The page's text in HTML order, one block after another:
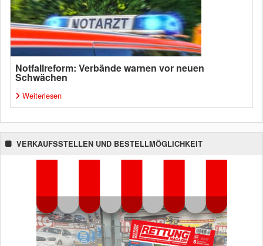
Notfallreform: Verbände warnen vor neuen
Schwächen
Weiterlesen
VERKAUFSSTELLEN UND BESTELLMÖGLICHKEIT